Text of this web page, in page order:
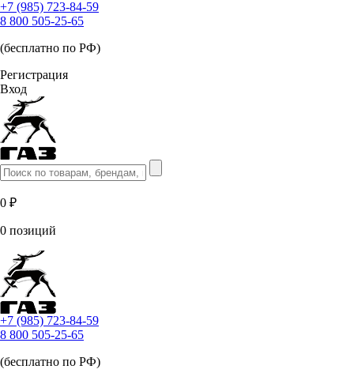
+7 (985) 723-84-59
8 800 505-25-65
(бесплатно по РФ)
Регистрация
Вход
0 ₽
0 позиций
+7 (985) 723-84-59
8 800 505-25-65
(бесплатно по РФ)